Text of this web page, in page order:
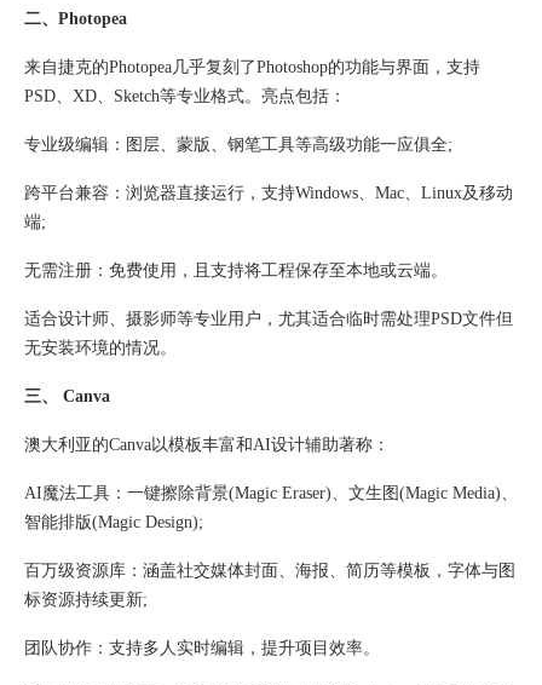
二、Photopea
来自捷克的Photopea几乎复刻了Photoshop的功能与界面，支持
PSD、XD、Sketch等专业格式。亮点包括：
专业级编辑​：图层、蒙版、钢笔工具等高级功能一应俱全;
跨平台兼容​：浏览器直接运行，支持Windows、Mac、Linux及移动
端;
无需注册：免费使用，且支持将工程保存至本地或云端。
适合设计师、摄影师等专业用户，尤其适合临时需处理PSD文件但
无安装环境的情况。
三、 Canva
澳大利亚的Canva以模板丰富和AI设计辅助著称：
AI魔法工具：一键擦除背景(Magic Eraser)、文生图(Magic Media)、
智能排版(Magic Design);
百万级资源库​：涵盖社交媒体封面、海报、简历等模板，字体与图
标资源持续更新;
团队协作​：支持多人实时编辑，提升项目效率。